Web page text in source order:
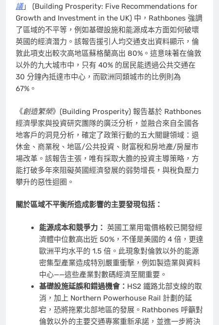
議」 (Building Prosperity: Five Recommendations for
Growth and Investment in the UK) 中，Rathbones 強調
了區域的不平等，例如基礎設施和能源成本方面如何破壞
英國的經濟潛力。該報告援引人均交通支出資料顯示，倫
敦此項支出較次高地區蘇格蘭高出 80%。這意味著在倫敦
以外的九大城市中，只有 40% 的居民能透過公共交通在
30 分鐘內抵達市中心，而歐洲同類城市的比例則為
67%。
《創造繁榮》(Building Prosperity) 報告基於 Rathbones
經濟學家與投資研究團隊的廣泛分析，並融合來自全國各
地客戶的洞見分析，確定了政策行動的五大關鍵領域：退
休金、商業稅、地區/公共投資、財富稅和房地產/房屋市
場改革。該報告主張，唯有採取大膽的投資主導策略，方
能打破多年來阻礙英國經濟發展的弱勢增長，與稅負壓力
攀升的惡性迴圈。
關於區域不平衡所造成影響的主要發現包括：
能源成本和競爭力： 英國工業用電價格較已開發經
濟體中位數高出近 50%，不僅是美國的 4 倍，更達
歐洲平均水平的 1.5 倍。此現象對倫敦以外的能源
密集型產業造成特別嚴重衝擊，例如製造業與資料
中心——這些產業對數碼經濟至關重要。
基礎設施延誤和錯過機會： HS2 鐵路北部支線的取
消，加上 Northern Powerhouse Rail 計劃的延
宕，恐將拖累北部地區的發展。Rathbones 呼籲對
倫敦以外的主要交通專案重新承諾，並進一步將決